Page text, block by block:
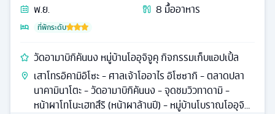
พ.ย.
8 มื้ออาหาร
ที่พักระดับ
วัดอามาบิกิคันนง หมู่บ้านโออุจิจูคุ กิจกรรมเก็บแอปเปิ้ล
เสาโทรอิคามิอิโซะ - ศาลเจ้าโออาไร อิโซซากิ - ตลาดปลา
นาคามินาโตะ - วัดอามาบิกิคันนง - จุดชมวิวทาดามิ -
หน้าผาโทโนะเฮทสึริ (หน้าผาล้านปี) - หมู่บ้านโบราณโออุจิจู